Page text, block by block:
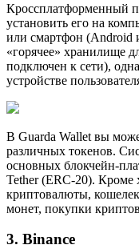
Кроссплатформенный
установить его на
или смартфон (Android
«горячее» хранилище
подключен к сети),
устройстве
В Guarda Wallet вы
различных токенов.
основных блокчейн-
Tether (ERC-20). Кроме
криптовалюты,
монет, покупки
3. Binance